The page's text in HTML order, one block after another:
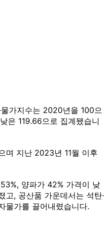
가지수는 2020년을 100으
은 119.66으로 집계됐습니
며 지난 2023년 11월 이후
양파가 42% 가격이 낮
고, 공산품 가운데서는 석탄·
물가를 끌어내렸습니다.